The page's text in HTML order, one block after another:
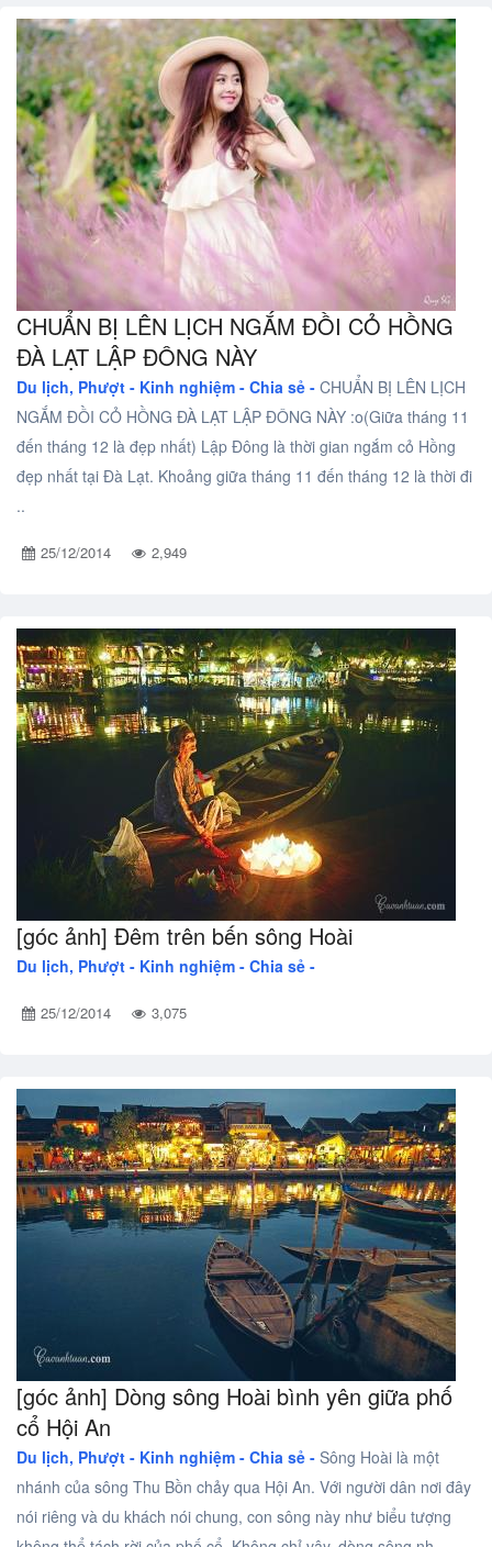
CHUẨN BỊ LÊN LỊCH NGẮM ĐỒI CỎ HỒNG
ĐÀ LẠT LẬP ĐÔNG NÀY
Du lịch, Phượt - Kinh nghiệm - Chia sẻ - CHUẨN BỊ LÊN LỊCH
NGẮM ĐỒI CỎ HỒNG ĐÀ LẠT LẬP ĐÔNG NÀY :o(Giữa tháng 11
đến tháng 12 là đẹp nhất) Lập Đông là thời gian ngắm cỏ Hồng
đẹp nhất tại Đà Lạt. Khoảng giữa tháng 11 đến tháng 12 là thời đi
..
25/12/2014 2,949
[góc ảnh] Đêm trên bến sông Hoài
Du lịch, Phượt - Kinh nghiệm - Chia sẻ -
25/12/2014 3,075
[góc ảnh] Dòng sông Hoài bình yên giữa phố
cổ Hội An
Du lịch, Phượt - Kinh nghiệm - Chia sẻ - Sông Hoài là một
nhánh của sông Thu Bồn chảy qua Hội An. Với người dân nơi đây
nói riêng và du khách nói chung, con sông này như biểu tượng